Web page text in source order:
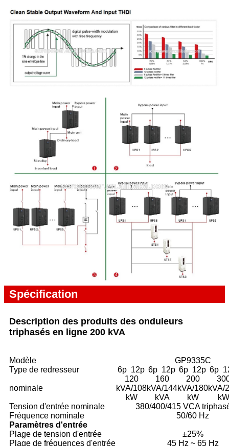
Spécification
Description des produits des onduleurs
triphasés en ligne 200 kVA
Modèle
GP9335C
Type de redresseur
6p 12p 6p 12p 6p 12p 6p
nominale
120
kVA/108
kW
160
kVA/144
kVA
200
kVA/180
kW
kVA/
kW
Tension d'entrée nominale
380/400/415 VCA
Fréquence nominale
50/60 Hz
Paramètres d'entrée
Plage de tension d'entrée
±25%
Plage de fréquences d'entrée
45 Hz ~ 65 Hz